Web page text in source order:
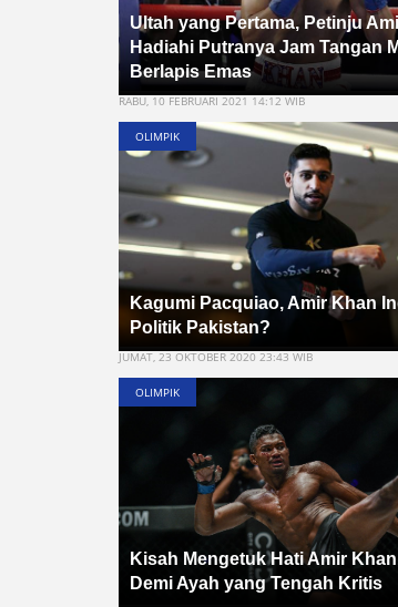
Ultah yang Pertama, Petinju
Hadiahi Putranya Jam Tangan
Berlapis Emas
RABU, 10 FEBRUARI 2021 14:12 WIB
OLIMPIK
Kagumi Pacquiao, Amir Khan
Politik Pakistan?
JUMAT, 23 OKTOBER 2020 23:43 WIB
OLIMPIK
Kisah Mengetuk Hati Amir
Demi Ayah yang Tengah Kritis